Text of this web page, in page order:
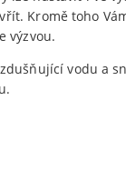
Kromě toho
výzvou.
vodu a